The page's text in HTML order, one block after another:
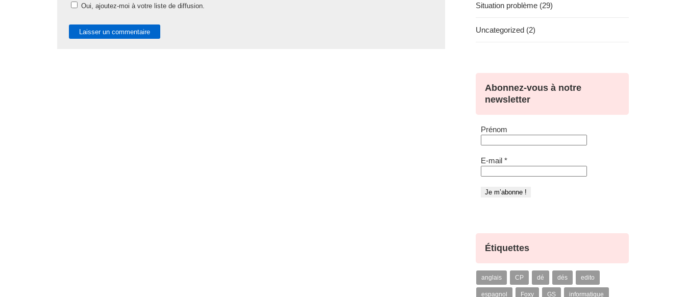
Oui, ajoutez-moi à votre liste de diffusion. Situation problème (29)
Uncategorized (2)
Abonnez-vous à notre
newsletter
Prénom
E-mail *
Étiquettes
anglais CP dé dés edito
espagnol Foxy GS informatique